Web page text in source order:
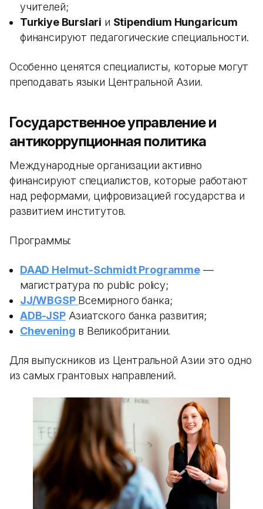
учителей;
Turkiye Burslari и Stipendium Hungaricum
финансируют педагогические специальности.
Особенно ценятся специалисты, которые могут
преподавать языки Центральной Азии.
Государственное управление и
антикоррупционная политика
Международные организации активно
финансируют специалистов, которые работают
над реформами, цифровизацией государства и
развитием институтов.
Программы:
DAAD Helmut-Schmidt Programme—
магистратура по public policy;
JJ/WBGSP Всемирного банка;
ADB-JSPАзиатского банка развития;
Chevening в Великобритании.
Для выпускников из Центральной Азии это одно
из самых грантовых направлений.